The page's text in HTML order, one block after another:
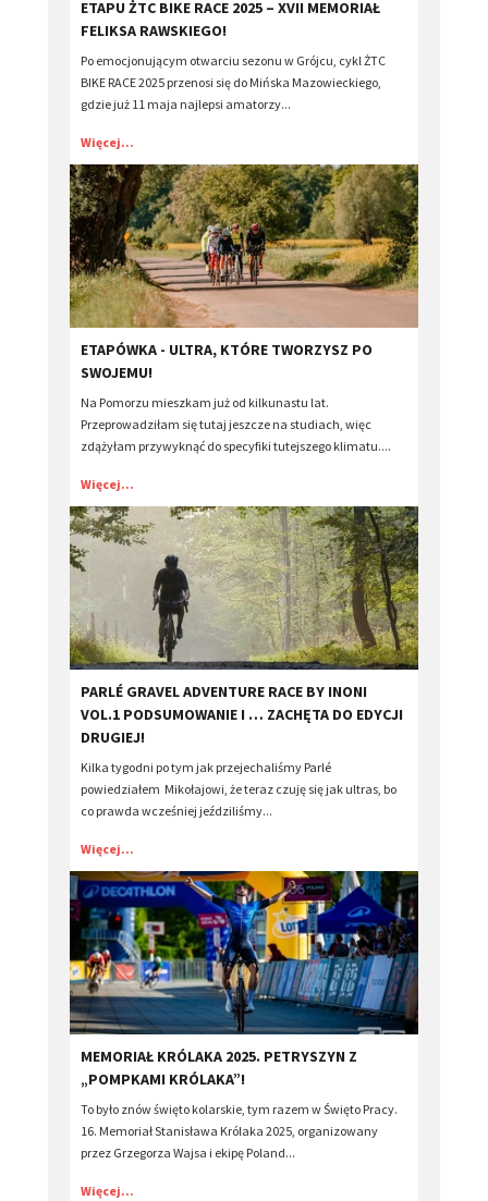
ETAPU ŻTC BIKE RACE 2025 – XVII MEMORIAŁ
FELIKSA RAWSKIEGO!
Po emocjonującym otwarciu sezonu w Grójcu, cykl ŻTC
BIKE RACE 2025 przenosi się do Mińska Mazowieckiego,
gdzie już 11 maja najlepsi amatorzy...
Więcej...
​ETAPÓWKA - ULTRA, KTÓRE TWORZYSZ PO
SWOJEMU!
Na Pomorzu mieszkam już od kilkunastu lat.
Przeprowadziłam się tutaj jeszcze na studiach, więc
zdążyłam przywyknąć do specyfiki tutejszego klimatu....
Więcej...
PARLÉ GRAVEL ADVENTURE RACE BY INONI
VOL.1 PODSUMOWANIE I … ZACHĘTA DO EDYCJI
DRUGIEJ!
Kilka tygodni po tym jak przejechaliśmy Parlé
powiedziałem Mikołajowi, że teraz czuję się jak ultras, bo
co prawda wcześniej jeździliśmy...
Więcej...
​MEMORIAŁ KRÓLAKA 2025. PETRYSZYN Z
„POMPKAMI KRÓLAKA”!
To było znów święto kolarskie, tym razem w Święto Pracy.
16. Memoriał Stanisława Królaka 2025, organizowany
przez Grzegorza Wajsa i ekipę Poland...
Więcej...